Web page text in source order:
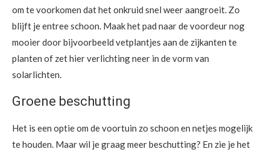
om te voorkomen dat het onkruid snel weer aangroeit. Zo
blijft je entree schoon. Maak het pad naar de voordeur nog
mooier door bijvoorbeeld vetplantjes aan de zijkanten te
planten of zet hier verlichting neer in de vorm van
solarlichten.
Groene beschutting
Het is een optie om de voortuin zo schoon en netjes mogelijk
te houden. Maar wil je graag meer beschutting? En zie je het